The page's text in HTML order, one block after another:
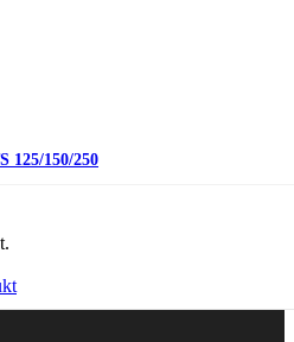
125/150/250